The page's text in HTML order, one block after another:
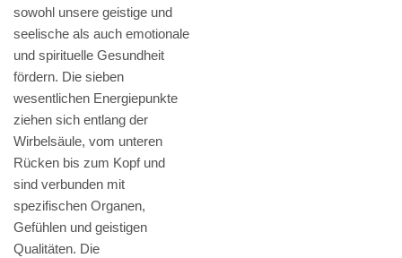
sowohl unsere geistige und
seelische als auch emotionale
und spirituelle Gesundheit
fördern. Die sieben
wesentlichen Energiepunkte
ziehen sich entlang der
Wirbelsäule, vom unteren
Rücken bis zum Kopf und
sind verbunden mit
spezifischen Organen,
Gefühlen und geistigen
Qualitäten. Die